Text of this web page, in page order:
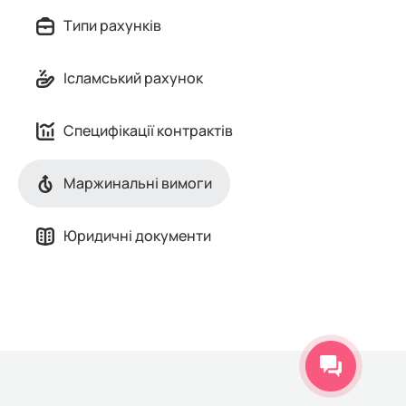
Типи рахунків
Ісламський рахунок
Специфікації контрактів
Маржинальні вимоги
Юридичні документи